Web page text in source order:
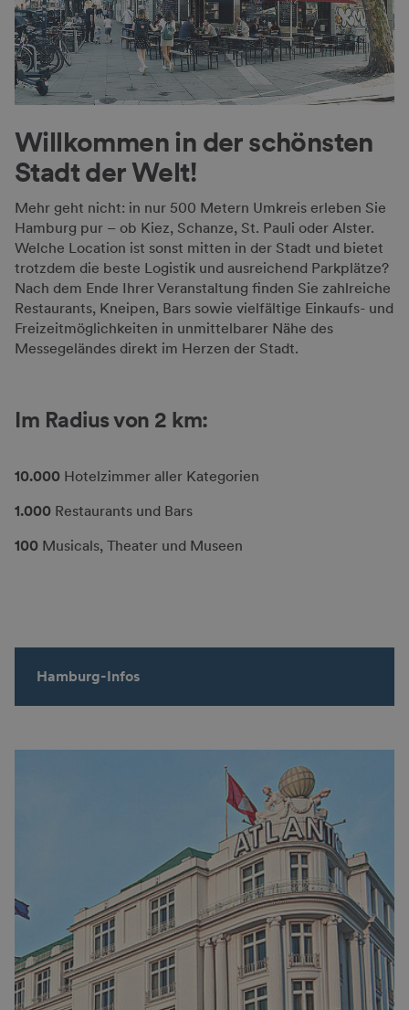
Willkommen in der schönsten
Stadt der Welt!
Mehr geht nicht: in nur 500 Metern Umkreis erleben Sie
Hamburg pur – ob Kiez, Schanze, St. Pauli oder Alster.
Welche Location ist sonst mitten in der Stadt und bietet
trotzdem die beste Logistik und ausreichend Parkplätze?
Nach dem Ende Ihrer Veranstaltung finden Sie zahlreiche
Restaurants, Kneipen, Bars sowie vielfältige Einkaufs- und
Freizeitmöglichkeiten in unmittelbarer Nähe des
Messegeländes direkt im Herzen der Stadt.
Im Radius von 2 km:
10.000 Hotelzimmer aller Kategorien
1.000 Restaurants und Bars
100 Musicals, Theater und Museen
Hamburg-Infos